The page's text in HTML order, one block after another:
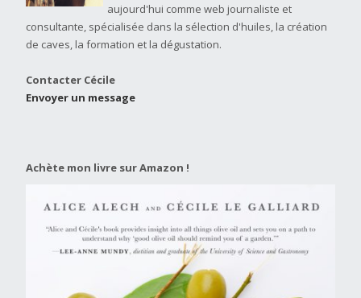
aujourd'hui comme web journaliste et
consultante, spécialisée dans la sélection d'huiles, la création
de caves, la formation et la dégustation.
Contacter Cécile
Envoyer un message
Achète mon livre sur Amazon !